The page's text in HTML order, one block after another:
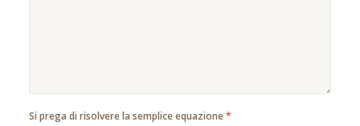
Si prega di risolvere la semplice equazione*